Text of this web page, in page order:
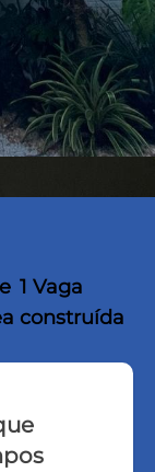
1 Vaga
construída